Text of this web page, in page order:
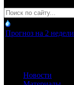
Прогноз на 2 недели
Новости